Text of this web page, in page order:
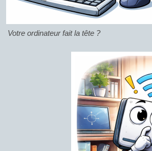
Votre ordinateur fait la tête ?